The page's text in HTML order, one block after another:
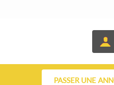
PASSER UNE